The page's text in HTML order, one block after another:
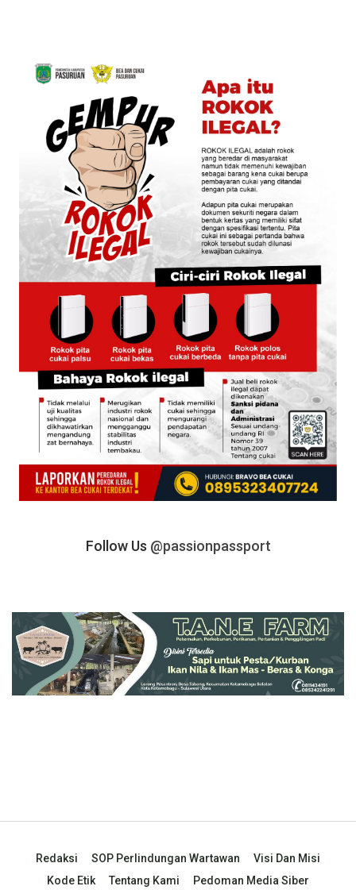
Follow Us @passionpassport
Redaksi SOP Perlindungan Wartawan
Visi Dan Misi
Kode Etik
Tentang Kami Pedoman Media Siber